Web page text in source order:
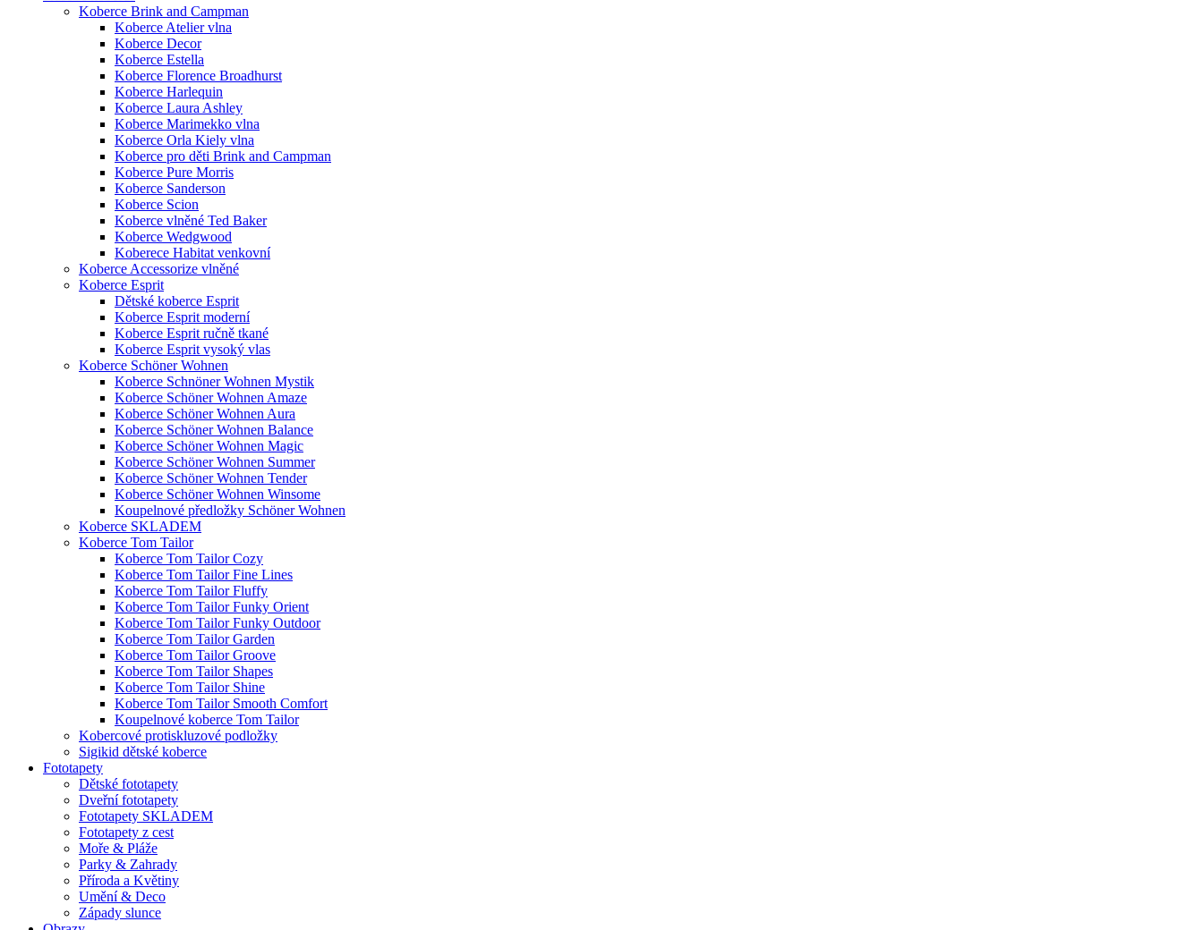
Koberce Brink and Campman
Koberce Atelier vlna
Koberce Decor
Koberce Estella
Koberce Florence Broadhurst
Koberce Harlequin
Koberce Laura Ashley
Koberce Marimekko vlna
Koberce Orla Kiely vlna
Koberce pro děti Brink and Campman
Koberce Pure Morris
Koberce Sanderson
Koberce Scion
Koberce vlněné Ted Baker
Koberce Wedgwood
Koberece Habitat venkovní
Koberce Accessorize vlněné
Koberce Esprit
Dětské koberce Esprit
Koberce Esprit moderní
Koberce Esprit ručně tkané
Koberce Esprit vysoký vlas
Koberce Schöner Wohnen
Koberce Schnöner Wohnen Mystik
Koberce Schöner Wohnen Amaze
Koberce Schöner Wohnen Aura
Koberce Schöner Wohnen Balance
Koberce Schöner Wohnen Magic
Koberce Schöner Wohnen Summer
Koberce Schöner Wohnen Tender
Koberce Schöner Wohnen Winsome
Koupelnové předložky Schöner Wohnen
Koberce SKLADEM
Koberce Tom Tailor
Koberce Tom Tailor Cozy
Koberce Tom Tailor Fine Lines
Koberce Tom Tailor Fluffy
Koberce Tom Tailor Funky Orient
Koberce Tom Tailor Funky Outdoor
Koberce Tom Tailor Garden
Koberce Tom Tailor Groove
Koberce Tom Tailor Shapes
Koberce Tom Tailor Shine
Koberce Tom Tailor Smooth Comfort
Koupelnové koberce Tom Tailor
Kobercové protiskluzové podložky
Sigikid dětské koberce
Fototapety
Dětské fototapety
Dveřní fototapety
Fototapety SKLADEM
Fototapety z cest
Moře & Pláže
Parky & Zahrady
Příroda a Květiny
Umění & Deco
Západy slunce